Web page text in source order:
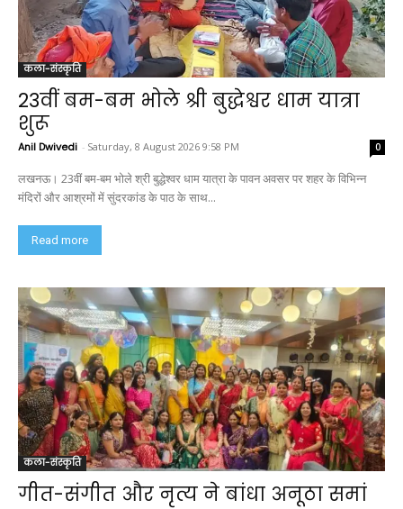
कला-संस्कृति
23वीं बम-बम भोले श्री बुद्धेश्वर धाम यात्रा
शुरू
Anil Dwivedi - Saturday, 8 August 2026 9:58 PM 0
लखनऊ। 23वीं बम-बम भोले श्री बुद्धेश्वर धाम यात्रा के पावन अवसर पर शहर के विभिन्न
मंदिरों और आश्रमों में सुंदरकांड के पाठ के साथ...
Read more
कला-संस्कृति
गीत-संगीत और नृत्य ने बांधा अनूठा समां